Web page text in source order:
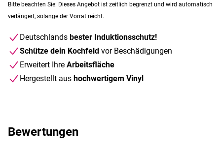
Bitte beachten Sie: Dieses Angebot ist zeitlich begrenzt und wird automatisch
verlängert, solange der Vorrat reicht.
Deutschlands bester Induktionsschutz!
Schütze dein Kochfeld vor Beschädigungen
Erweitert Ihre Arbeitsfläche
Hergestellt aus hochwertigem Vinyl
Bewertungen